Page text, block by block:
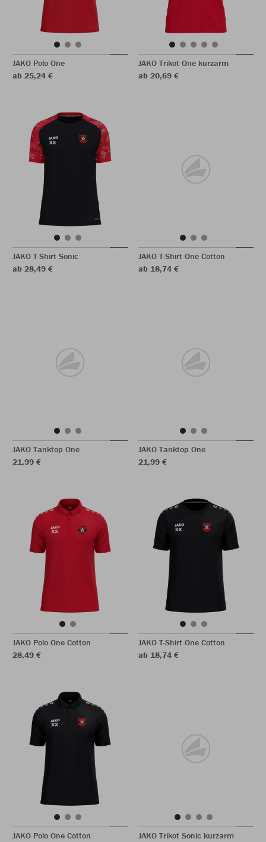
JAKO Polo One
ab 25,24 €
JAKO Trikot One kurzarm
ab 20,69 €
JAKO T-Shirt Sonic
ab 28,49 €
JAKO T-Shirt One Cotton
ab 18,74 €
JAKO Tanktop One
21,99 €
JAKO Tanktop One
21,99 €
JAKO Polo One Cotton
28,49 €
JAKO T-Shirt One Cotton
ab 18,74 €
JAKO Polo One Cotton
JAKO Trikot Sonic kurzarm